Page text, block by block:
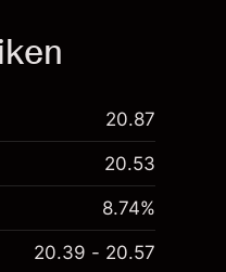
20.87
20.53
8.74%
20.39 - 20.57